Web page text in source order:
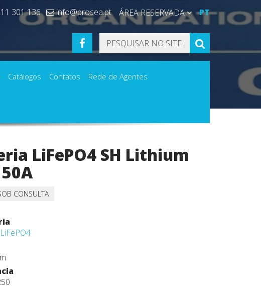
301 136 info@prosea.pt ÁREA RESERVADA PT
FACEBOOK PESQUISAR
Catálogos Contatos Rede de Agentes
LiFePO4 SH Lithium
CONSULTA